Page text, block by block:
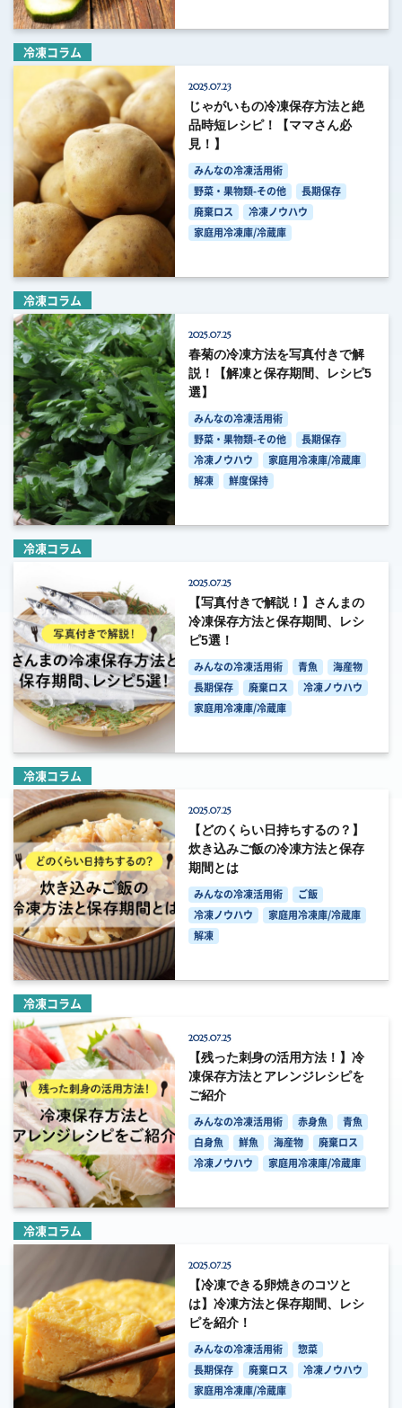
冷凍コラム
2025.07.23
じゃがいもの冷凍保存方法と絶
品時短レシピ！【ママさん必
見！】
みんなの冷凍活用術
野菜・果物類-その他
長期保存
廃棄ロス
冷凍ノウハウ
家庭用冷凍庫/冷蔵庫
冷凍コラム
2025.07.25
春菊の冷凍方法を写真付きで解
説！【解凍と保存期間、レシピ5
選】
みんなの冷凍活用術
野菜・果物類-その他
長期保存
冷凍ノウハウ
家庭用冷凍庫/冷蔵庫
解凍
鮮度保持
冷凍コラム
2025.07.25
【写真付きで解説！】さんまの
冷凍保存方法と保存期間、レシ
ピ5選！
みんなの冷凍活用術 青魚
海産物
長期保存
廃棄ロス
冷凍ノウハウ
家庭用冷凍庫/冷蔵庫
冷凍コラム
2025.07.25
【どのくらい日持ちするの？】
炊き込みご飯の冷凍方法と保存
期間とは
みんなの冷凍活用術
ご飯
冷凍ノウハウ
家庭用冷凍庫/冷蔵庫
解凍
冷凍コラム
2025.07.25
【残った刺身の活用方法！】冷
凍保存方法とアレンジレシピを
ご紹介
みんなの冷凍活用術 赤身魚
青魚
白身魚
鮮魚 海産物
廃棄ロス
冷凍ノウハウ
家庭用冷凍庫/冷蔵庫
冷凍コラム
2025.07.25
【冷凍できる卵焼きのコツと
は】冷凍方法と保存期間、レシ
ピを紹介！
みんなの冷凍活用術
惣菜
長期保存
廃棄ロス
冷凍ノウハウ
家庭用冷凍庫/冷蔵庫